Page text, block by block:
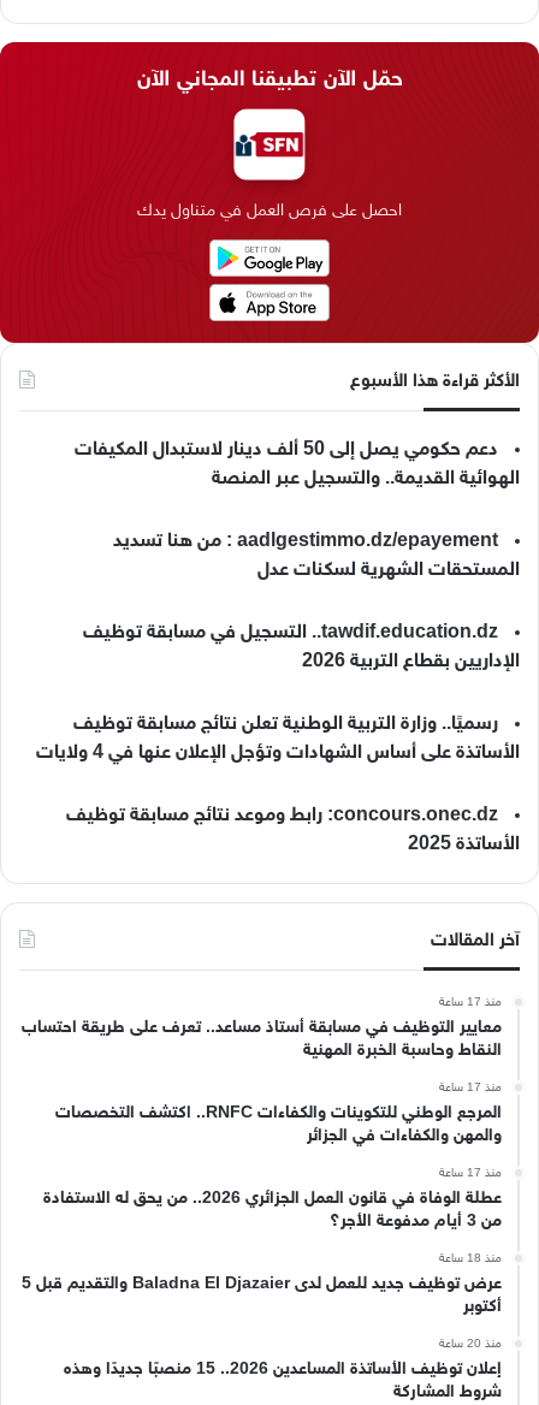
د
ن
ق
ر
ا
م
م
k
ا
حمّل الآن تطبيقنا المجاني الآن
احصل على فرص العمل في متناول يدك
الأكثر قراءة هذا الأسبوع
دعم حكومي يصل إلى 50 ألف دينار لاستبدال المكيفات
الهوائية القديمة.. والتسجيل عبر المنصة
aadlgestimmo.dz/epayement : من هنا تسديد
المستحقات الشهرية لسكنات عدل
tawdif.education.dz.. التسجيل في مسابقة توظيف
الإداريين بقطاع التربية 2026
رسميًا.. وزارة التربية الوطنية تعلن نتائج مسابقة توظيف
الأساتذة على أساس الشهادات وتؤجل الإعلان عنها في 4 ولايات
concours.onec.dz: رابط وموعد نتائج مسابقة توظيف
الأساتذة 2025
آخر المقالات
منذ 17 ساعة
معايير التوظيف في مسابقة أستاذ مساعد.. تعرف على طريقة احتساب
النقاط وحاسبة الخبرة المهنية
منذ 17 ساعة
المرجع الوطني للتكوينات والكفاءات RNFC.. اكتشف التخصصات
والمهن والكفاءات في الجزائر
منذ 17 ساعة
عطلة الوفاة في قانون العمل الجزائري 2026.. من يحق له الاستفادة
من 3 أيام مدفوعة الأجر؟
منذ 18 ساعة
عرض توظيف جديد للعمل لدى Baladna El Djazaier والتقديم قبل 5
أكتوبر
منذ 20 ساعة
إعلان توظيف الأساتذة المساعدين 2026.. 15 منصبًا جديدًا وهذه
شروط المشاركة